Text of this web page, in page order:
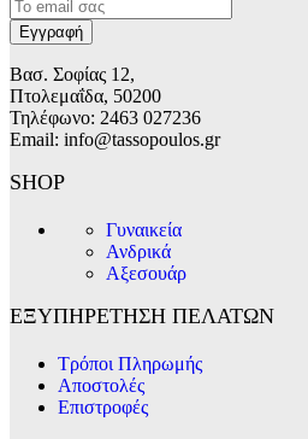
Βασ. Σοφίας 12,
Πτολεμαΐδα, 50200
Τηλέφωνο: 2463 027236
Email: info@tassopoulos.gr
SHOP
Γυναικεία
Ανδρικά
Αξεσουάρ
ΕΞΥΠΗΡΕΤΗΣΗ ΠΕΛΑΤΩΝ
Τρόποι Πληρωμής
Αποστολές
Επιστροφές